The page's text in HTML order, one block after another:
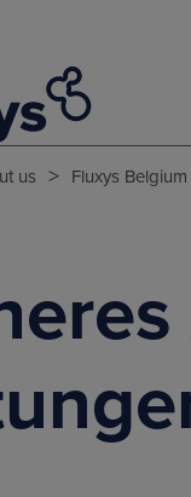
us > Fluxys Belgium